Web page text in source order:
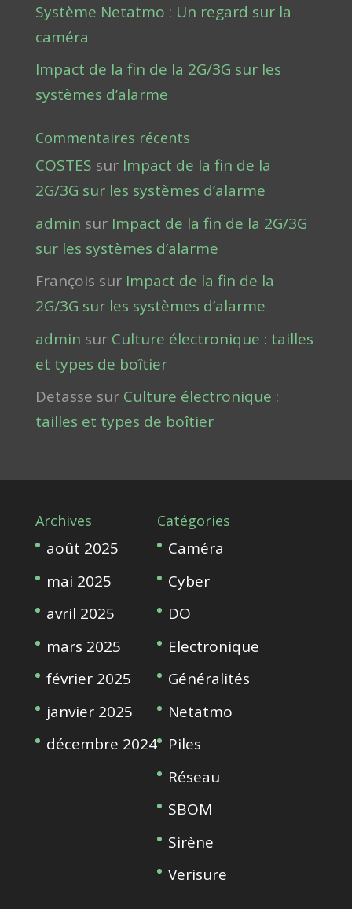
Système Netatmo : Un regard sur la
caméra
Impact de la fin de la 2G/3G sur les
systèmes d’alarme
Commentaires récents
COSTES sur Impact de la fin de la
2G/3G sur les systèmes d’alarme
admin sur Impact de la fin de la 2G/3G
sur les systèmes d’alarme
François sur Impact de la fin de la
2G/3G sur les systèmes d’alarme
admin sur Culture électronique : tailles
et types de boîtier
Detasse sur Culture électronique :
tailles et types de boîtier
Archives
août 2025
mai 2025
avril 2025
mars 2025
février 2025
janvier 2025
décembre 2024
Catégories
Caméra
Cyber
DO
Electronique
Généralités
Netatmo
Piles
Réseau
SBOM
Sirène
Verisure